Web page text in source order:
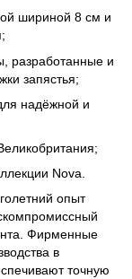
шириной 8 см и
разработанные и
запястья;
надёжной и
Nova.
опыт
Фирменные
в
точную